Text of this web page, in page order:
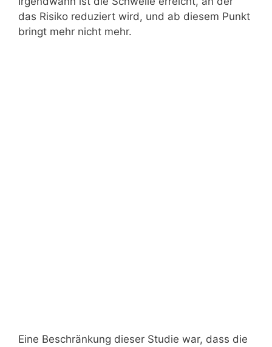
das Risiko reduziert wird, und ab diesem Punkt
bringt mehr nicht mehr.
Eine Beschränkung dieser Studie war, dass die